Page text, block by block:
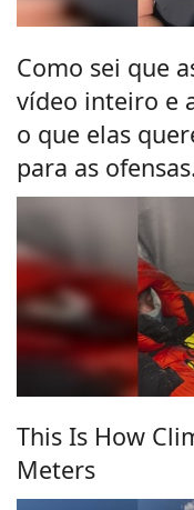
Como sei que
vídeo inteiro e
o que elas
para as
This Is How
Meters